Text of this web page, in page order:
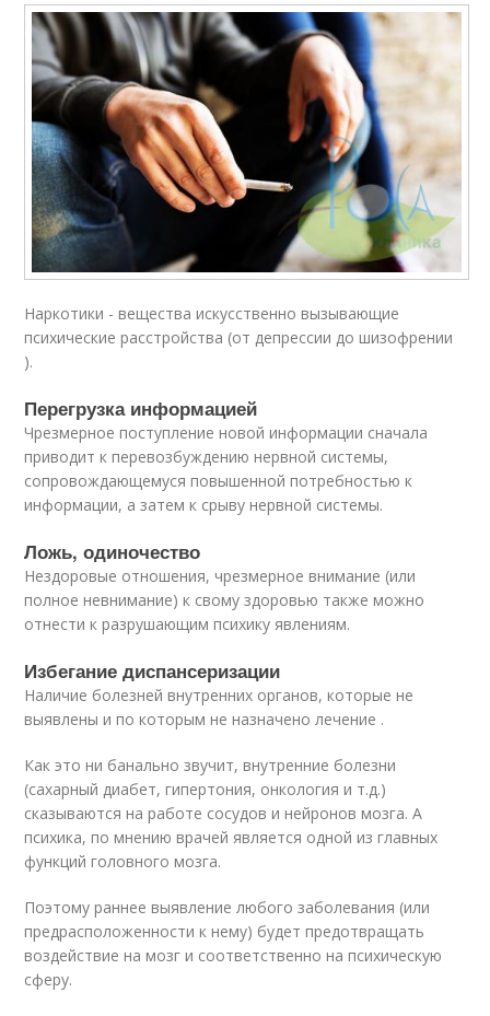
Наркотики - вещества искусственно вызывающие
психические расстройства (от депрессии до шизофрении
).
Перегрузка информацией
Чрезмерное поступление новой информации сначала
приводит к перевозбуждению нервной системы,
сопровождающемуся повышенной потребностью к
информации, а затем к срыву нервной системы.
Ложь, одиночество
Нездоровые отношения, чрезмерное внимание (или
полное невнимание) к свому здоровью также можно
отнести к разрушающим психику явлениям.
Избегание диспансеризации
Наличие болезней внутренних органов, которые не
выявлены и по которым не назначено лечение .
Как это ни банально звучит, внутренние болезни
(сахарный диабет, гипертония, онкология и т.д.)
сказываются на работе сосудов и нейронов мозга. А
психика, по мнению врачей является одной из главных
функций головного мозга.
Поэтому раннее выявление любого заболевания (или
предрасположенности к нему) будет предотвращать
воздействие на мозг и соответственно на психическую
сферу.